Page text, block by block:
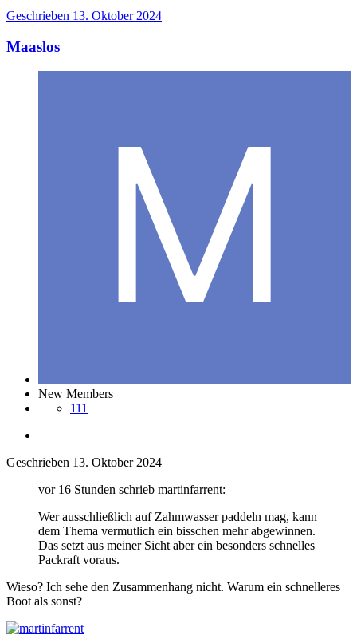
Geschrieben 13. Oktober 2024
Maaslos
New Members
111
Geschrieben 13. Oktober 2024
vor 16 Stunden schrieb martinfarrent:
Wer ausschließlich auf Zahmwasser paddeln mag, kann
dem Thema vermutlich ein bisschen mehr abgewinnen.
Das setzt aus meiner Sicht aber ein besonders schnelles
Packraft voraus.
Wieso? Ich sehe den Zusammenhang nicht. Warum ein schnelleres
Boot als sonst?